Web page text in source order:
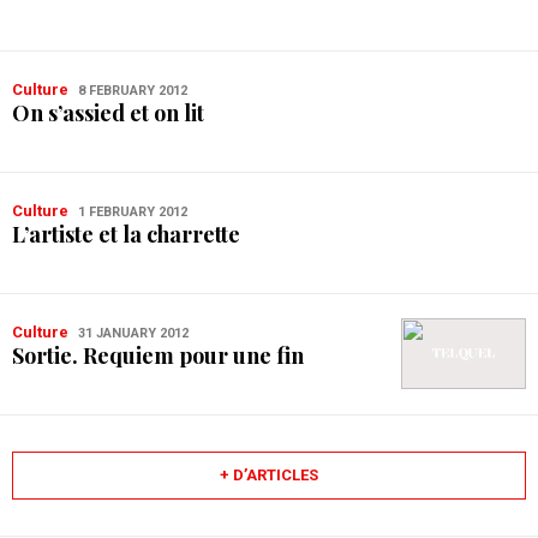
Culture 8 FEBRUARY 2012
On s’assied et on lit
Culture 1 FEBRUARY 2012
L’artiste et la charrette
Culture 31 JANUARY 2012
Sortie. Requiem pour une fin
+ D’ARTICLES